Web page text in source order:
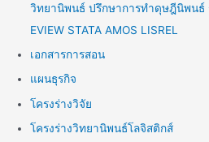
วิทยานิพนธ์ ปรึกษาการทำดุษฎีนิพนธ์
EVIEW STATA AMOS LISREL
เอกสารการสอน
แผนธุรกิจ
โครงร่างวิจัย
โครงร่างวิทยานิพนธ์โลจิสติกส์